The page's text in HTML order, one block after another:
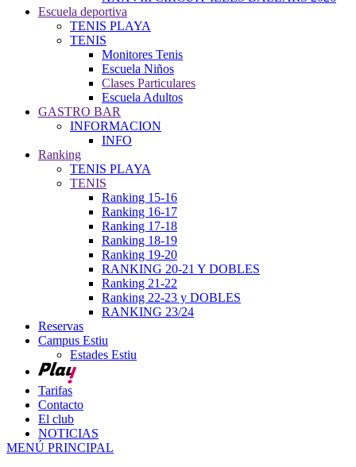
Escuela deportiva
TENIS PLAYA
TENIS
Monitores Tenis
Escuela Niños
Clases Particulares
Escuela Adultos
GASTRO BAR
INFORMACION
INFO
Ranking
TENIS PLAYA
TENIS
Ranking 15-16
Ranking 16-17
Ranking 17-18
Ranking 18-19
Ranking 19-20
RANKING 20-21 Y DOBLES
Ranking 21-22
Ranking 22-23 y DOBLES
RANKING 23/24
Reservas
Campus Estiu
Estades Estiu
Tarifas
Contacto
El club
NOTICIAS
MENÚ PRINCIPAL